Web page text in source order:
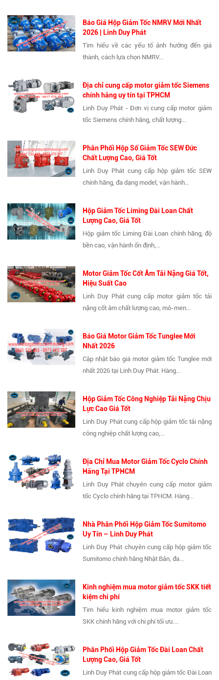
Báo Giá Hộp Giảm Tốc NMRV Mới Nhất
2026 | Linh Duy Phát
Tìm hiểu về các yếu tố ảnh hưởng đến giá
thành, cách lựa chọn NMRV...
Địa chỉ cung cấp motor giảm tốc Siemens
chính hãng uy tín tại TPHCM
Linh Duy Phát - Đơn vị cung cấp motor giảm
tốc Siemens chính hãng, chất lượng...
Phân Phối Hộp Số Giảm Tốc SEW Đức
Chất Lượng Cao, Giá Tốt
Linh Duy Phát cung cấp hộp giảm tốc SEW
chính hãng, đa dạng model, vận hành...
Hộp Giảm Tốc Liming Đài Loan Chất
Lượng Cao, Giá Tốt
Hộp giảm tốc Liming Đài Loan chính hãng, độ
bền cao, vận hành ổn định,...
Motor Giảm Tốc Cốt Âm Tải Nặng Giá Tốt,
Hiệu Suất Cao
Linh Duy Phát cung cấp motor giảm tốc tải
nặng cốt âm chất lượng cao, mô-men...
Báo Giá Motor Giảm Tốc Tunglee Mới
Nhất 2026
Cập nhật báo giá motor giảm tốc Tunglee mới
nhất 2026 tại Linh Duy Phát. Hàng...
Hộp Giảm Tốc Công Nghiệp Tải Nặng Chịu
Lực Cao Giá Tốt
Linh Duy Phát cung cấp hộp giảm tốc tải nặng
công nghiệp chất lượng cao,...
Địa Chỉ Mua Motor Giảm Tốc Cyclo Chính
Hãng Tại TPHCM
Linh Duy Phát chuyên cung cấp motor giảm
tốc Cyclo chính hãng tại TPHCM. Hàng...
Nhà Phân Phối Hộp Giảm Tốc Sumitomo
Uy Tín – Linh Duy Phát
Linh Duy Phát chuyên cung cấp hộp giảm tốc
Sumitomo chính hãng Nhật Bản, đa...
Kinh nghiệm mua motor giảm tốc SKK tiết
kiệm chi phí
Tìm hiểu kinh nghiệm mua motor giảm tốc
SKK chính hãng với chi phí tối ưu....
Phân Phối Hộp Giảm Tốc Đài Loan Chất
Lượng Cao, Giá Tốt
Linh Duy Phát cung cấp hộp giảm tốc Đài Loan